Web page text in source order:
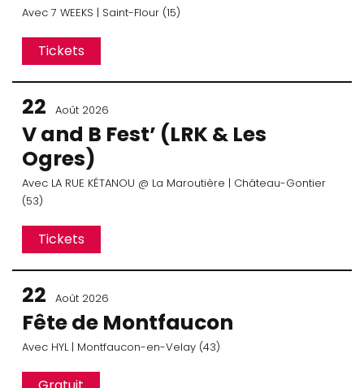
Avec 7 WEEKS | Saint-Flour (15)
Tickets
22 Août 2026
V and B Fest’ (LRK & Les
Ogres)
Avec LA RUE KÉTANOU @ La Maroutière | Château-Gontier
(53)
Tickets
22 Août 2026
Fête de Montfaucon
Avec HYL | Montfaucon-en-Velay (43)